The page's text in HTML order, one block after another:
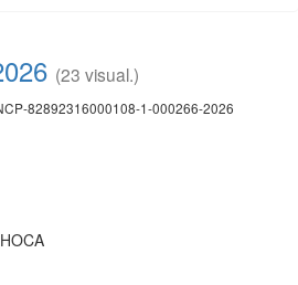
(23 visual.)
82892316000108-1-000266-2026